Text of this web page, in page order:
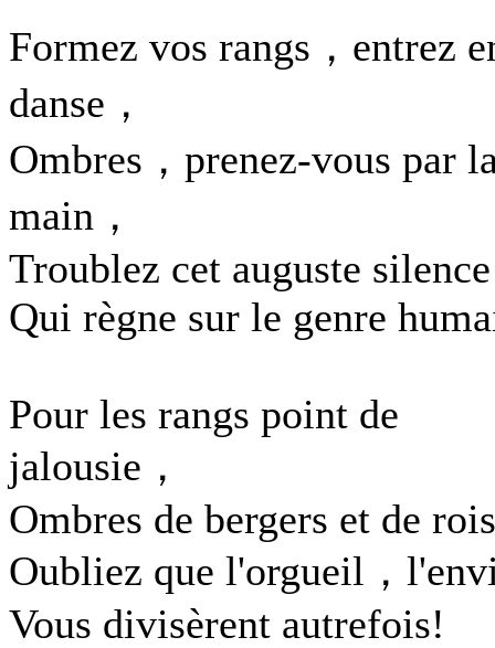
Formez vos rangs，entrez
danse，
Ombres，prenez-vous par
main，
Troublez cet auguste silence
Qui règne sur le genre
Pour les rangs point de
jalousie，
Ombres de bergers et de
Oubliez que l'orgueil，
Vous divisèrent autrefois!